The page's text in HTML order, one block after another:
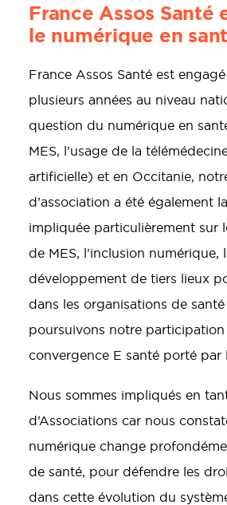
France Assos Santé
le numérique en
France Assos Santé est
plusieurs années au niveau
question du numérique en
MES, l’usage de la
artificielle) et en Occitanie,
d’association a été également
impliquée particulièrement sur
de MES, l’inclusion numérique,
développement de tiers lieux
dans les organisations de
poursuivons notre
convergence E santé porté par
Nous sommes impliqués en
d’Associations car nous
numérique change
de santé, pour défendre les
dans cette évolution du